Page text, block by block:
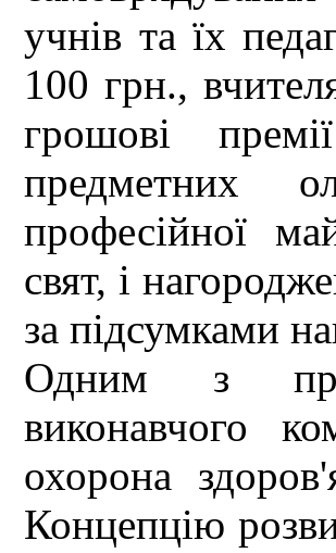
учнів та їх
100 грн.,
грошові
предметних
професійної
свят, і
за підсумками
Одним з
виконавчого
охорона
Концепцію